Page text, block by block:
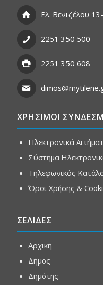
Ελ. Βενιζέλου
2251 350 500
2251 350 608
ΧΡΗΣΙΜΟΙ
Ηλεκτρονικά
Σύστημα
Τηλεφωνικός
Όροι Χρήσης &
ΣΕΛΙΔΕΣ
Αρχική
Δήμος
Δημότης